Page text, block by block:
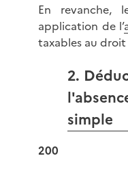
En revanche,
application de l’
taxables au
2.
simple
200